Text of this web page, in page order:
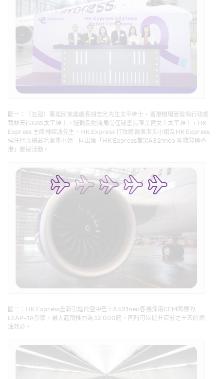
圖一：（左起）署理民航處處長胡志光先生太平紳士，香港機場管理局行政總
裁林天福GBS太平紳士，運輸及物流局常任秘書長陳美寶女士太平紳士，HK
Express 主席林紹波先生，HK Express 行政總裁吳潔文小姐及HK Express
候任行政總裁毛潔瓊小姐一同出席「HK Express首架A321neo 客機登陸香
港」慶祝活動。
圖二：HK Express全新引進的空中巴士A321neo客機採用CFM國際的
LEAP-1A引擎，最大起飛推力為32,000磅，同時可以提升百分之十五的燃
油效益。